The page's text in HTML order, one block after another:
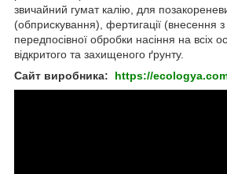
звичайний гумат калію, для
(обприскування), фертигації (внесення
передпосівної обробки насіння на всіх
відкритого та захищеного ґрунту.
Сайт виробника: https://